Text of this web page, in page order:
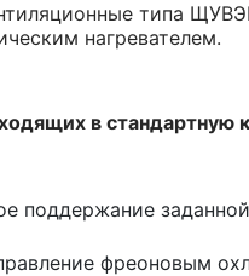
типа
нагревателем.
в
поддержание
фреоновым